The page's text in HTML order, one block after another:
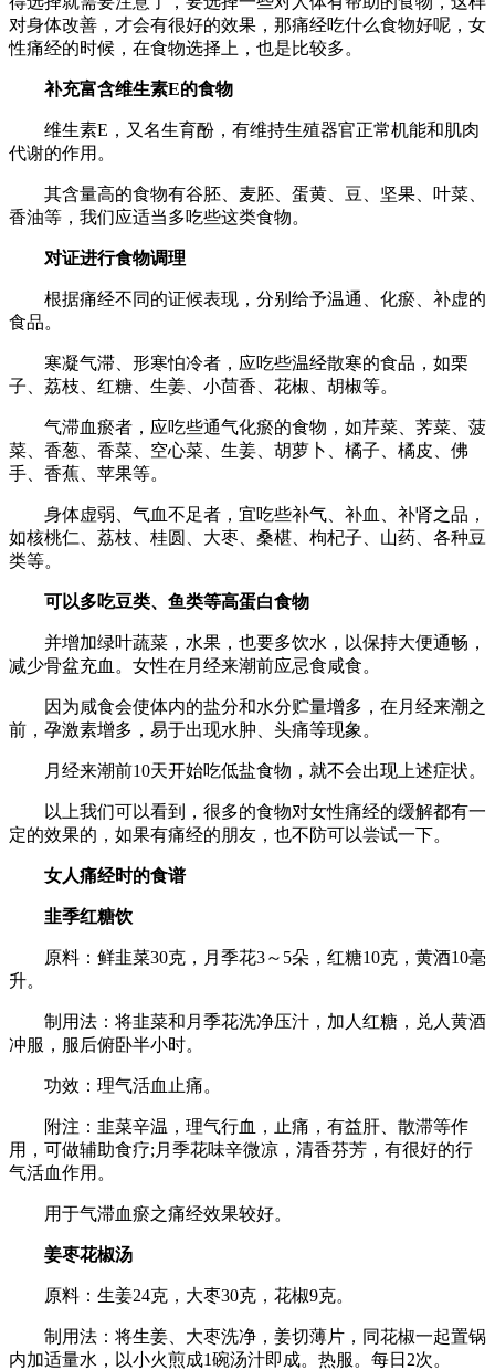
对身体改善，才会有很好的效果，那痛经吃什么食物好呢，女
性痛经的时候，在食物选择上，也是比较多。
补充富含维生素E的食物
维生素E，又名生育酚，有维持生殖器官正常机能和肌肉
代谢的作用。
其含量高的食物有谷胚、麦胚、蛋黄、豆、坚果、叶菜、
香油等，我们应适当多吃些这类食物。
对证进行食物调理
根据痛经不同的证候表现，分别给予温通、化瘀、补虚的
食品。
寒凝气滞、形寒怕冷者，应吃些温经散寒的食品，如栗
子、荔枝、红糖、生姜、小茴香、花椒、胡椒等。
气滞血瘀者，应吃些通气化瘀的食物，如芹菜、荠菜、菠
菜、香葱、香菜、空心菜、生姜、胡萝卜、橘子、橘皮、佛
手、香蕉、苹果等。
身体虚弱、气血不足者，宜吃些补气、补血、补肾之品，
如核桃仁、荔枝、桂圆、大枣、桑椹、枸杞子、山药、各种豆
类等。
可以多吃豆类、鱼类等高蛋白食物
并增加绿叶蔬菜，水果，也要多饮水，以保持大便通畅，
减少骨盆充血。女性在月经来潮前应忌食咸食。
因为咸食会使体内的盐分和水分贮量增多，在月经来潮之
前，孕激素增多，易于出现水肿、头痛等现象。
月经来潮前10天开始吃低盐食物，就不会出现上述症状。
以上我们可以看到，很多的食物对女性痛经的缓解都有一
定的效果的，如果有痛经的朋友，也不防可以尝试一下。
女人痛经时的食谱
韭季红糖饮
原料：鲜韭菜30克，月季花3～5朵，红糖10克，黄酒10毫
升。
制用法：将韭菜和月季花洗净压汁，加人红糖，兑人黄酒
冲服，服后俯卧半小时。
功效：理气活血止痛。
附注：韭菜辛温，理气行血，止痛，有益肝、散滞等作
用，可做辅助食疗;月季花味辛微凉，清香芬芳，有很好的行
气活血作用。
用于气滞血瘀之痛经效果较好。
姜枣花椒汤
原料：生姜24克，大枣30克，花椒9克。
制用法：将生姜、大枣洗净，姜切薄片，同花椒一起置锅
内加适量水，以小火煎成1碗汤汁即成。热服。每日2次。